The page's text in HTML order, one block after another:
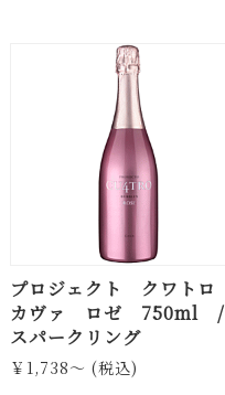
プロジェクト クワトロ
カヴァ ロゼ 750ml /
スパークリング
￥1,738～ (税込)